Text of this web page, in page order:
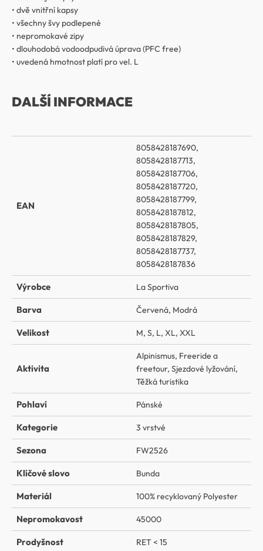
• dvě vnitřní kapsy
• všechny švy podlepené
• nepromokavé zipy
• dlouhodobá vodoodpudivá úprava (PFC free)
• uvedená hmotnost platí pro vel. L
DALŠÍ INFORMACE
EAN
8058428187690,
8058428187713,
8058428187706,
8058428187720,
8058428187799,
8058428187812,
8058428187805,
8058428187829,
8058428187737,
8058428187836
Výrobce La Sportiva
Barva Červená, Modrá
Velikost M, S, L, XL, XXL
Aktivita
Alpinismus, Freeride a
freetour, Sjezdové lyžování,
Těžká turistika
Pohlaví Pánské
Kategorie 3 vrstvé
Sezona FW2526
Klíčové slovo Bunda
Materiál 100% recyklovaný Polyester
Nepromokavost 45000
Prodyšnost RET < 15